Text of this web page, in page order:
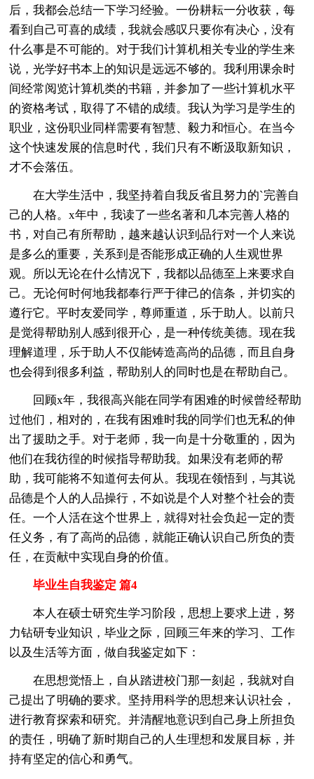
后，我都会总结一下学习经验。一份耕耘一分收获，每
看到自己可喜的成绩，我就会感叹只要你有决心，没有
什么事是不可能的。对于我们计算机相关专业的学生来
说，光学好书本上的知识是远远不够的。我利用课余时
间经常阅览计算机类的书籍，并参加了一些计算机水平
的资格考试，取得了不错的成绩。我认为学习是学生的
职业，这份职业同样需要有智慧、毅力和恒心。在当今
这个快速发展的信息时代，我们只有不断汲取新知识，
才不会落伍。
在大学生活中，我坚持着自我反省且努力的`完善自
己的人格。x年中，我读了一些名著和几本完善人格的
书，对自己有所帮助，越来越认识到品行对一个人来说
是多么的重要，关系到是否能形成正确的人生观世界
观。所以无论在什么情况下，我都以品德至上来要求自
己。无论何时何地我都奉行严于律己的信条，并切实的
遵行它。平时友爱同学，尊师重道，乐于助人。以前只
是觉得帮助别人感到很开心，是一种传统美德。现在我
理解道理，乐于助人不仅能铸造高尚的品德，而且自身
也会得到很多利益，帮助别人的同时也是在帮助自己。
回顾x年，我很高兴能在同学有困难的时候曾经帮助
过他们，相对的，在我有困难时我的同学们也无私的伸
出了援助之手。对于老师，我一向是十分敬重的，因为
他们在我彷徨的时候指导帮助我。如果没有老师的帮
助，我可能将不知道何去何从。我现在领悟到，与其说
品德是个人的人品操行，不如说是个人对整个社会的责
任。一个人活在这个世界上，就得对社会负起一定的责
任义务，有了高尚的品德，就能正确认识自己所负的责
任，在贡献中实现自身的价值。
毕业生自我鉴定 篇4
本人在硕士研究生学习阶段，思想上要求上进，努
力钻研专业知识，毕业之际，回顾三年来的学习、工作
以及生活等方面，做自我鉴定如下：
在思想觉悟上，自从踏进校门那一刻起，我就对自
己提出了明确的要求。坚持用科学的思想来认识社会，
进行教育探索和研究。并清醒地意识到自己身上所担负
的责任，明确了新时期自己的人生理想和发展目标，并
持有坚定的信心和勇气。